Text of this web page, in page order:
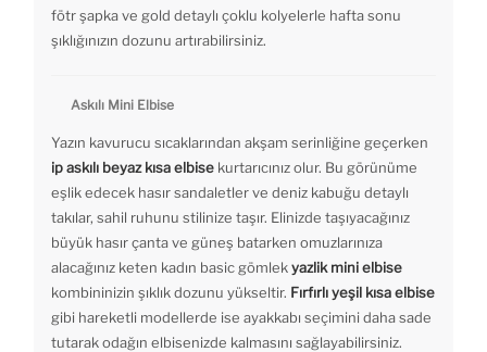
fötr şapka ve gold detaylı çoklu kolyelerle hafta sonu
şıklığınızın dozunu artırabilirsiniz.
Askılı Mini Elbise
Yazın kavurucu sıcaklarından akşam serinliğine geçerken
ip askılı beyaz kısa elbise kurtarıcınız olur. Bu görünüme
eşlik edecek hasır sandaletler ve deniz kabuğu detaylı
takılar, sahil ruhunu stilinize taşır. Elinizde taşıyacağınız
büyük hasır çanta ve güneş batarken omuzlarınıza
alacağınız keten kadın basic gömlekyazlik mini elbise
kombininizin şıklık dozunu yükseltir. Fırfırlı yeşil kısa elbise
gibi hareketli modellerde ise ayakkabı seçimini daha sade
tutarak odağın elbisenizde kalmasını sağlayabilirsiniz.